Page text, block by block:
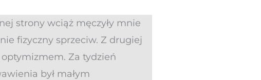
strony wciąż męczyły mnie
fizyczny sprzeciw. Z drugiej
optymizmem. Za tydzień
był małym